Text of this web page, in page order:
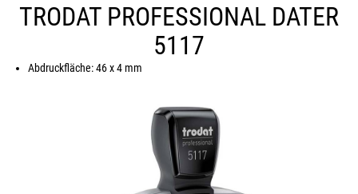
TRODAT PROFESSIONAL DATER
5117
Abdruckfläche: 46 x 4 mm